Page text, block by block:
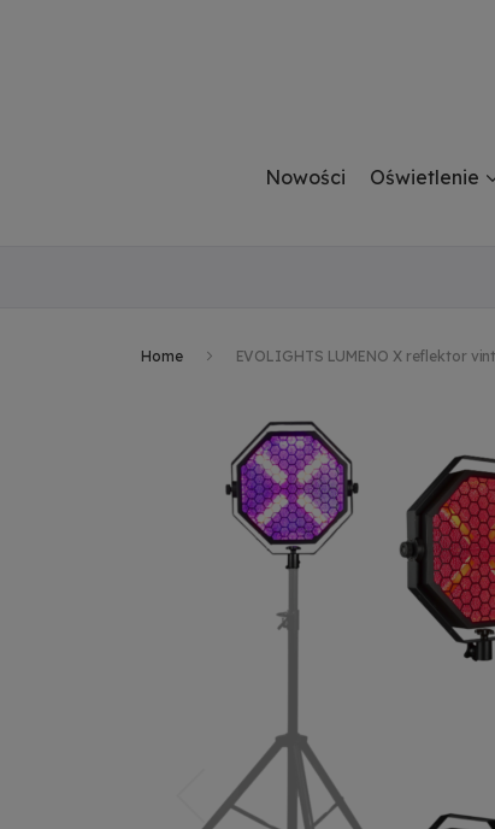
Nowości Oświetlenie
Home EVOLIGHTS LUMENO X reflektor